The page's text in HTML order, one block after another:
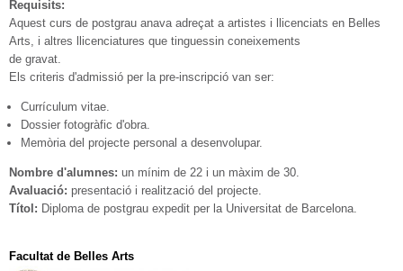
Requisits:
Aquest curs de postgrau anava adreçat a artistes i llicenciats en Belles
Arts, i altres llicenciatures que tinguessin coneixements
de gravat.
Els criteris d'admissió per la pre-inscripció van ser:
Currículum vitae.
Dossier fotogràfic d'obra.
Memòria del projecte personal a desenvolupar.
Nombre d'alumnes: un mínim de 22 i un màxim de 30.
Avaluació: presentació i realització del projecte.
Títol: Diploma de postgrau expedit per la Universitat de Barcelona.
Facultat de Belles Arts